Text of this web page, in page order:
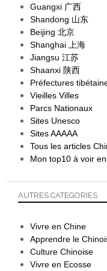
Guangxi 广西
Shandong 山东
Beijing 北京
Shanghai 上海
Jiangsu 江苏
Shaanxi 陕西
Préfectures
Vieilles Villes
Parcs Nationaux
Sites Unesco
Sites AAAAA
Tous les articles
Mon top10 à voir
AUTRES CATEGORIES
Vivre en Chine
Apprendre le
Culture Chinoise
Vivre en Ecosse